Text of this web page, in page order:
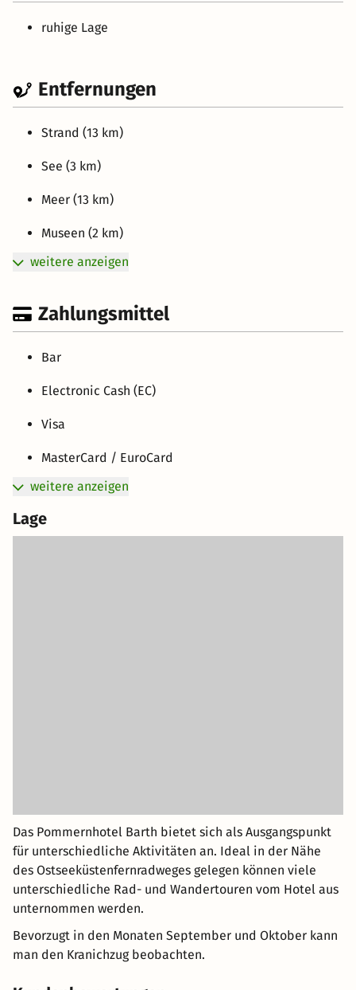
ruhige Lage
Entfernungen
Strand (13 km)
See (3 km)
Meer (13 km)
Museen (2 km)
weitere anzeigen
Zahlungsmittel
Bar
Electronic Cash (EC)
Visa
MasterCard / EuroCard
weitere anzeigen
Lage
Das Pommernhotel Barth bietet sich als Ausgangspunkt
für unterschiedliche Aktivitäten an. Ideal in der Nähe
des Ostseeküstenfernradweges gelegen können viele
unterschiedliche Rad- und Wandertouren vom Hotel aus
unternommen werden.
Bevorzugt in den Monaten September und Oktober kann
man den Kranichzug beobachten.